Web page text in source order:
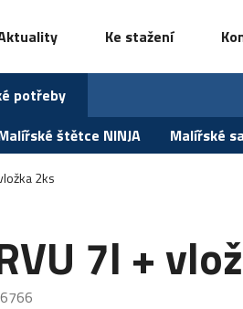
Ke stažení
potřeby
štětce NINJA Malířské
2ks
7l +